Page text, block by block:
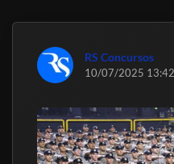
RS Concursos
10/07/2025